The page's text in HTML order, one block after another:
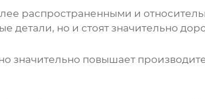
распространенными и
детали, но и стоят значительно
значительно повышает